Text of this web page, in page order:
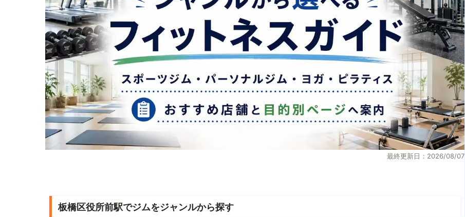
最終更新日：2026/08/07
板橋区役所前駅でジムをジャンルから探す